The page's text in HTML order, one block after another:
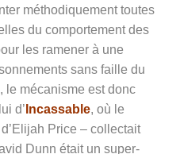
méthodiquement toutes
du comportement des
les ramener à une
sans faille du
le mécanisme est donc
d’ Incassable, où le
Price – collectait
Dunn était un super-